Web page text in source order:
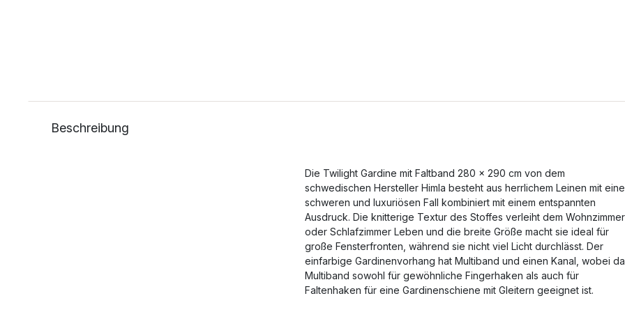
Beschreibung
Die Twilight Gardine mit Faltband 280 x 290 cm von dem
schwedischen Hersteller Himla besteht aus herrlichem Leinen mit
schweren und luxuriösen Fall kombiniert mit einem entspannten
Ausdruck. Die knitterige Textur des Stoffes verleiht dem Wohnzimmer
oder Schlafzimmer Leben und die breite Größe macht sie ideal für
große Fensterfronten, während sie nicht viel Licht durchlässt. Der
einfarbige Gardinenvorhang hat Multiband und einen Kanal, wobei
Multiband sowohl für gewöhnliche Fingerhaken als auch für
Faltenhaken für eine Gardinenschiene mit Gleitern geeignet ist.